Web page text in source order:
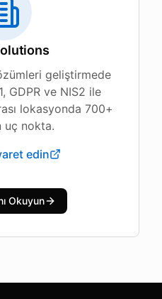
geliştirmede
GDPR ve NIS2 ile
lokasyonda 700+
uç nokta.
edin
Okuyun